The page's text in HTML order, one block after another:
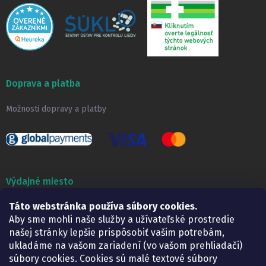
Táto webstránka používa súbory cookies.
Aby sme mohli naše služby a užívateľské prostredie
našej stránky lepšie prispôsobiť vašim potrebám,
ukladáme na vašom zariadení (vo vašom prehliadači)
súbory cookies. Cookies sú malé textové súbory
Doprava a platba
Možnosti dopravy a platby
Výdajné miesto
Lekáreň ADONAI
Košice – Smetanova 2
Pondelok:
07.30 – 15.30 h.
Utorok:
07.30 – 16.00 h.
Streda:
07.30 – 16.00 h.